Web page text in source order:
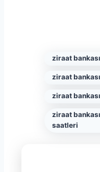
ziraat
ziraat
ziraat
ziraat
saatleri